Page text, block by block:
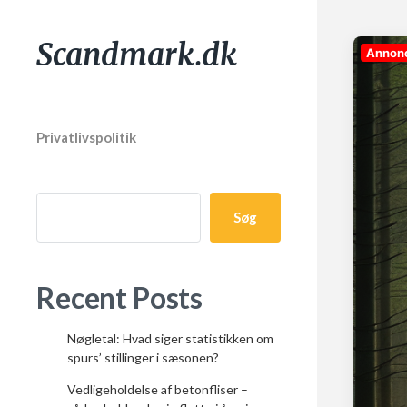
Scandmark.dk
Privatlivspolitik
Søg
Recent Posts
Nøgletal: Hvad siger statistikken om
spurs’ stillinger i sæsonen?
Vedligeholdelse af betonfliser –